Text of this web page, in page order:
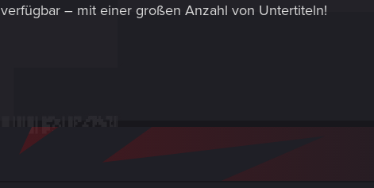
verfügbar – mit einer großen Anzahl von Untertiteln!